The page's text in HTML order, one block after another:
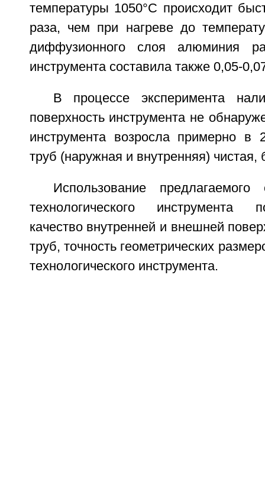
температуры 1050°С происходит
раза, чем при нагреве до
диффузионного слоя алюминия
инструмента составила также 0,05-
В процессе эксперимента
поверхность инструмента не
инструмента возросла примерно в
труб (наружная и внутренняя) чистая,
Использование предлагаемого
технологического инструмента
качество внутренней и внешней
труб, точность геометрических
технологического инструмента.